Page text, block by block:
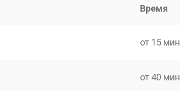
Время
от 15 мин
от 40 мин